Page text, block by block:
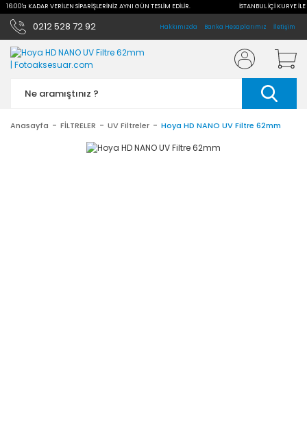
16:00'a KADAR VERİLEN SİPARİŞLERİNİZ AYNI GÜN TESLİM EDİLİR. İSTANBUL İÇİ KURYE
0212 528 72 92 Hakkımızda Banka Hesaplarımız İletişim
Anasayfa FİLTRELER UV Filtreler Hoya HD NANO UV Filtre 62mm